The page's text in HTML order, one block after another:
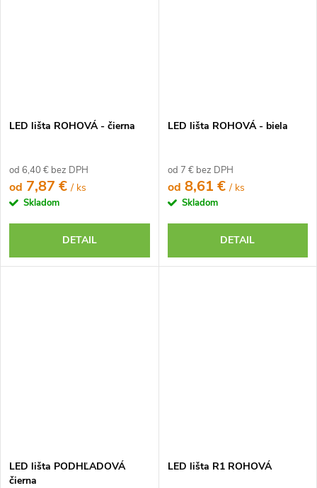
LED lišta ROHOVÁ - čierna
od 6,40 € bez DPH
od 7,87 €/ ks
Skladom
DETAIL
LED lišta ROHOVÁ - biela
od 7 € bez DPH
od 8,61 €/ ks
Skladom
DETAIL
LED lišta PODHĽADOVÁ
čierna
LED lišta R1 ROHOVÁ